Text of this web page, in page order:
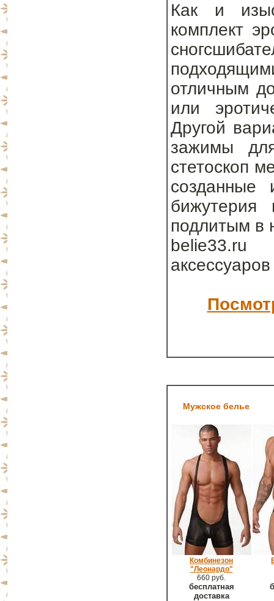
Как и
комплект
отличным
или
Другой
зажимы
стетоскоп
созданные
подлитым в
belie33.ru
аксессуаров
Мужское белье
Комбинезон
"Леонардо"
660 руб.
бесплатная
доставка